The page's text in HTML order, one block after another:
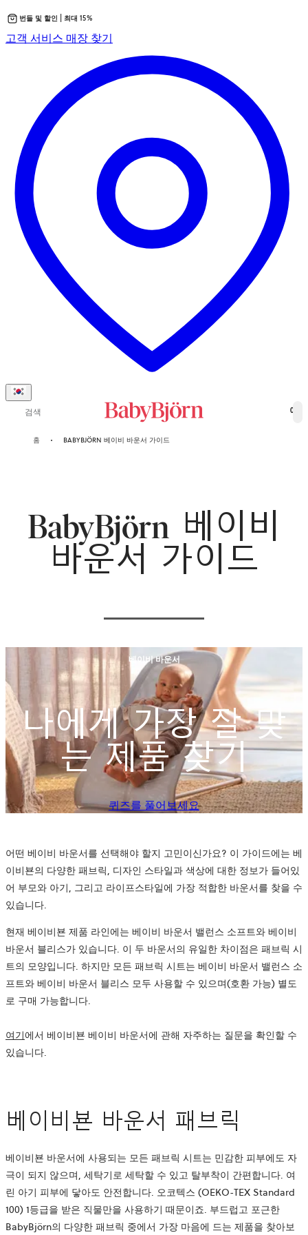
텐
가
기
번들 및 할인 | 최대 15%
고객 서비스 새
서
립
매장 찾기
검색 0
홈 BABYBJÖRN 베이비 바운서 가이드
BabyBjörn 베이비
바운서 가이드
베이비 바운서
나에게 가장 잘 맞
는 제품 찾기
퀴즈를 풀어보세요새
서
립
니
어떤 베이비 바운서를 선택해야 할지 고민이신가요? 이 가이드에는 베
이비뵨의 다양한 패브릭, 디자인 스타일과 색상에 대한 정보가 들어있
어 부모와 아기, 그리고 라이프스타일에 가장 적합한 바운서를 찾을 수
있습니다.
현재 베이비뵨 제품 라인에는 베이비 바운서 밸런스 소프트와 베이비
바운서 블리스가 있습니다. 이 두 바운서의 유일한 차이점은 패브릭 시
트의 모양입니다. 하지만 모든 패브릭 시트는 베이비 바운서 밸런스 소
프트와 베이비 바운서 블리스 모두 사용할 수 있으며(호환 가능) 별도
로 구매 가능합니다.
여기에서 베이비뵨 베이비 바운서에 관해 자주하는 질문을 확인할 수
있습니다.
베이비뵨 바운서 패브릭
베이비뵨 바운서에 사용되는 모든 패브릭 시트는 민감한 피부에도 자
극이 되지 않으며, 세탁기로 세탁할 수 있고 탈부착이 간편합니다. 여
린 아기 피부에 닿아도 안전합니다. 오코텍스 (OEKO-TEX Standard
100) 1등급을 받은 직물만을 사용하기 때문이죠. 부드럽고 포근한
BabyBjörn의 다양한 패브릭 중에서 가장 마음에 드는 제품을 찾아보